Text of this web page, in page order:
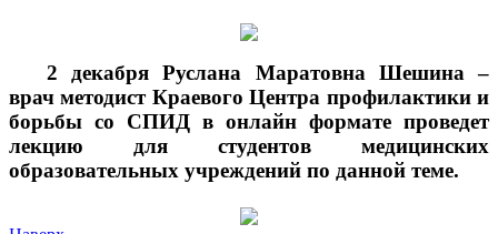
2 декабря Руслана Маратовна Шешина –
врач методист Краевого Центра профилактики и
борьбы со СПИД в онлайн формате проведет
лекцию для студентов медицинских
образовательных учреждений по данной теме.